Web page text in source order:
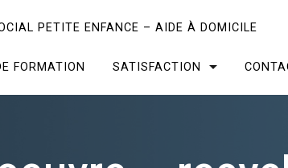
PETITE ENFANCE – AIDE À DOMICILE
FORMATION SATISFACTION